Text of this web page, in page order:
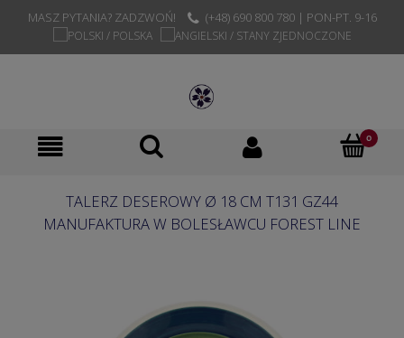
MASZ PYTANIA? ZADZWOŃ! (+48) 690 800 780 | PON-PT. 9-16
TALERZ DESEROWY Ø 18 CM T131 GZ44
MANUFAKTURA W BOLESŁAWCU FOREST LINE